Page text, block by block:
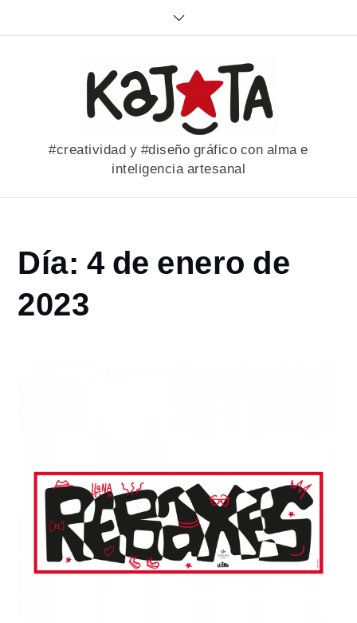
#creatividad y #diseño gráfico con alma e
inteligencia artesanal
Home
2023
enero
4
Día: 4 de enero de
2023